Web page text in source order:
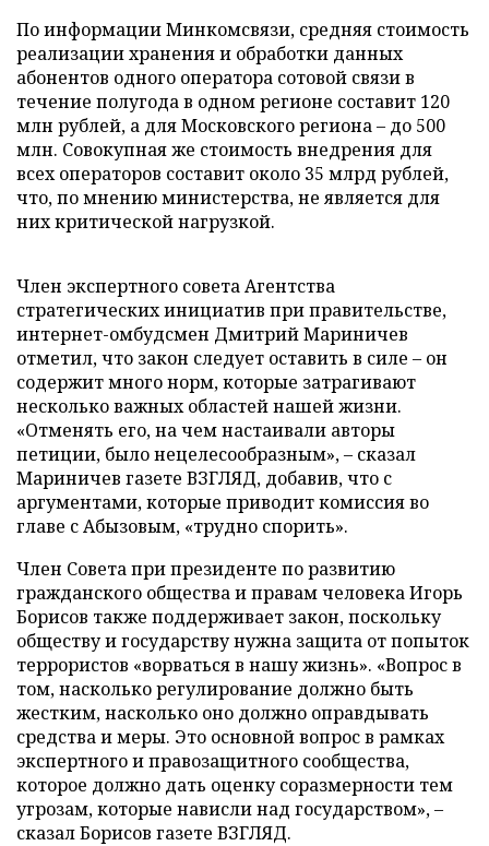
По информации Минкомсвязи, средняя стоимость
реализации хранения и обработки данных
абонентов одного оператора сотовой связи в
течение полугода в одном регионе составит 120
млн рублей, а для Московского региона – до 500
млн. Совокупная же стоимость внедрения для
всех операторов составит около 35 млрд рублей,
что, по мнению министерства, не является для
них критической нагрузкой.
Член экспертного совета Агентства
стратегических инициатив при правительстве,
интернет-омбудсмен Дмитрий Мариничев
отметил, что закон следует оставить в силе – он
содержит много норм, которые затрагивают
несколько важных областей нашей жизни.
«Отменять его, на чем настаивали авторы
петиции, было нецелесообразным», – сказал
Мариничев газете ВЗГЛЯД, добавив, что с
аргументами, которые приводит комиссия во
главе с Абызовым, «трудно спорить».
Член Совета при президенте по развитию
гражданского общества и правам человека Игорь
Борисов также поддерживает закон, поскольку
обществу и государству нужна защита от попыток
террористов «ворваться в нашу жизнь». «Вопрос в
том, насколько регулирование должно быть
жестким, насколько оно должно оправдывать
средства и меры. Это основной вопрос в рамках
экспертного и правозащитного сообщества,
которое должно дать оценку соразмерности тем
угрозам, которые нависли над государством», –
сказал Борисов газете ВЗГЛЯД.